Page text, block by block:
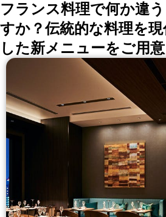
フランス料理で何か違
すか？伝統的な料理を
した新メニューをご用意